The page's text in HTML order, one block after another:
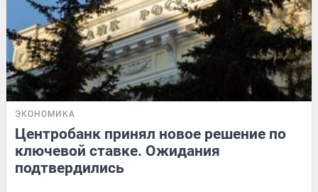
ЭКОНОМИКА
Центробанк принял новое решение по
ключевой ставке. Ожидания
подтвердились